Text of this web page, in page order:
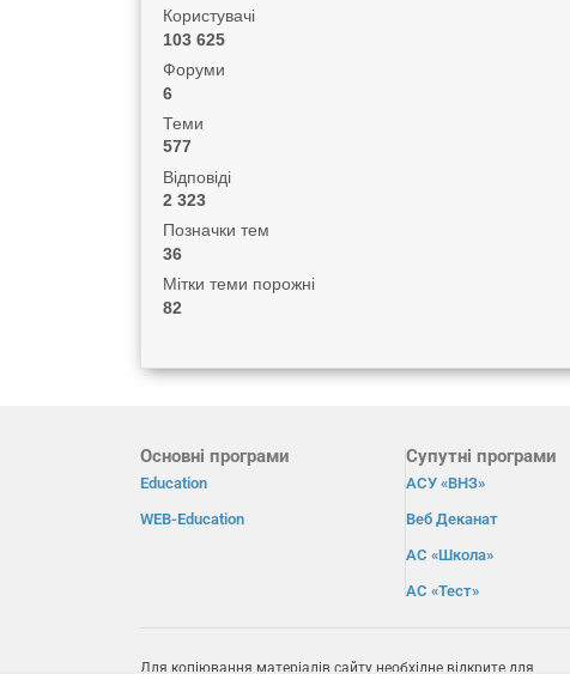
Користувачі
103 625
Форуми
6
Теми
577
Відповіді
2 323
Позначки тем
36
Мітки теми порожні
82
Основні програми
Education
WEB-Education
Супутні програми
АСУ «ВНЗ»
Веб Деканат
АС «Школа»
АС «Тест»
Для копіювання матеріалів сайту необхідне відкрите для